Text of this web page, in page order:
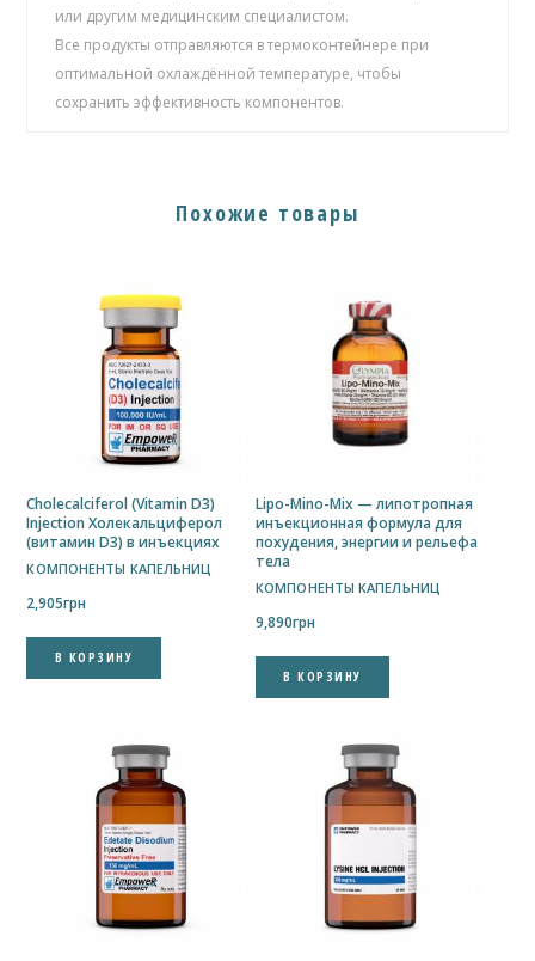
или другим медицинским специалистом.
Все продукты отправляются в термоконтейнере при
оптимальной охлаждённой температуре, чтобы
сохранить эффективность компонентов.
Похожие товары
Cholecalciferol (Vitamin D3)
Injection Холекальциферол
(витамин D3) в инъекциях
КОМПОНЕНТЫ КАПЕЛЬНИЦ
2,905грн
В КОРЗИНУ
Lipo-Mino-Mix — липотропная
инъекционная формула для
похудения, энергии и рельефа
тела
КОМПОНЕНТЫ КАПЕЛЬНИЦ
9,890грн
В КОРЗИНУ